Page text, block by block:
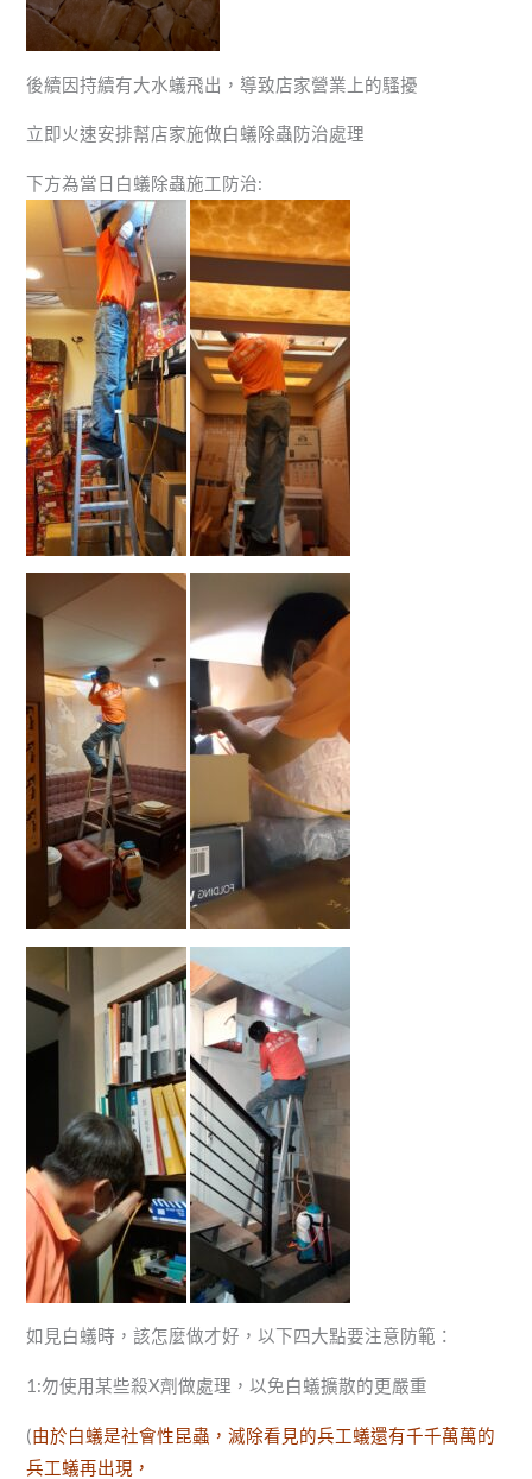
後續因持續有大水蟻飛出，導致店家營業上的騷擾
立即火速安排幫店家施做白蟻除蟲防治處理
下方為當日白蟻除蟲施工防治:
如見白蟻時，該怎麼做才好，以下四大點要注意防範：
1:勿使用某些殺X劑做處理，以免白蟻擴散的更嚴重
(由於白蟻是社會性昆蟲，滅除看見的兵工蟻還有千千萬萬的
兵工蟻再出現，